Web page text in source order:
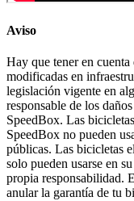
Aviso
Hay que tener en
modificadas en
legislación vigente en
responsable de los
SpeedBox. Las
SpeedBox no pueden
públicas. Las bicicletas
solo pueden usarse en
propia responsabilidad.
anular la garantía de tu